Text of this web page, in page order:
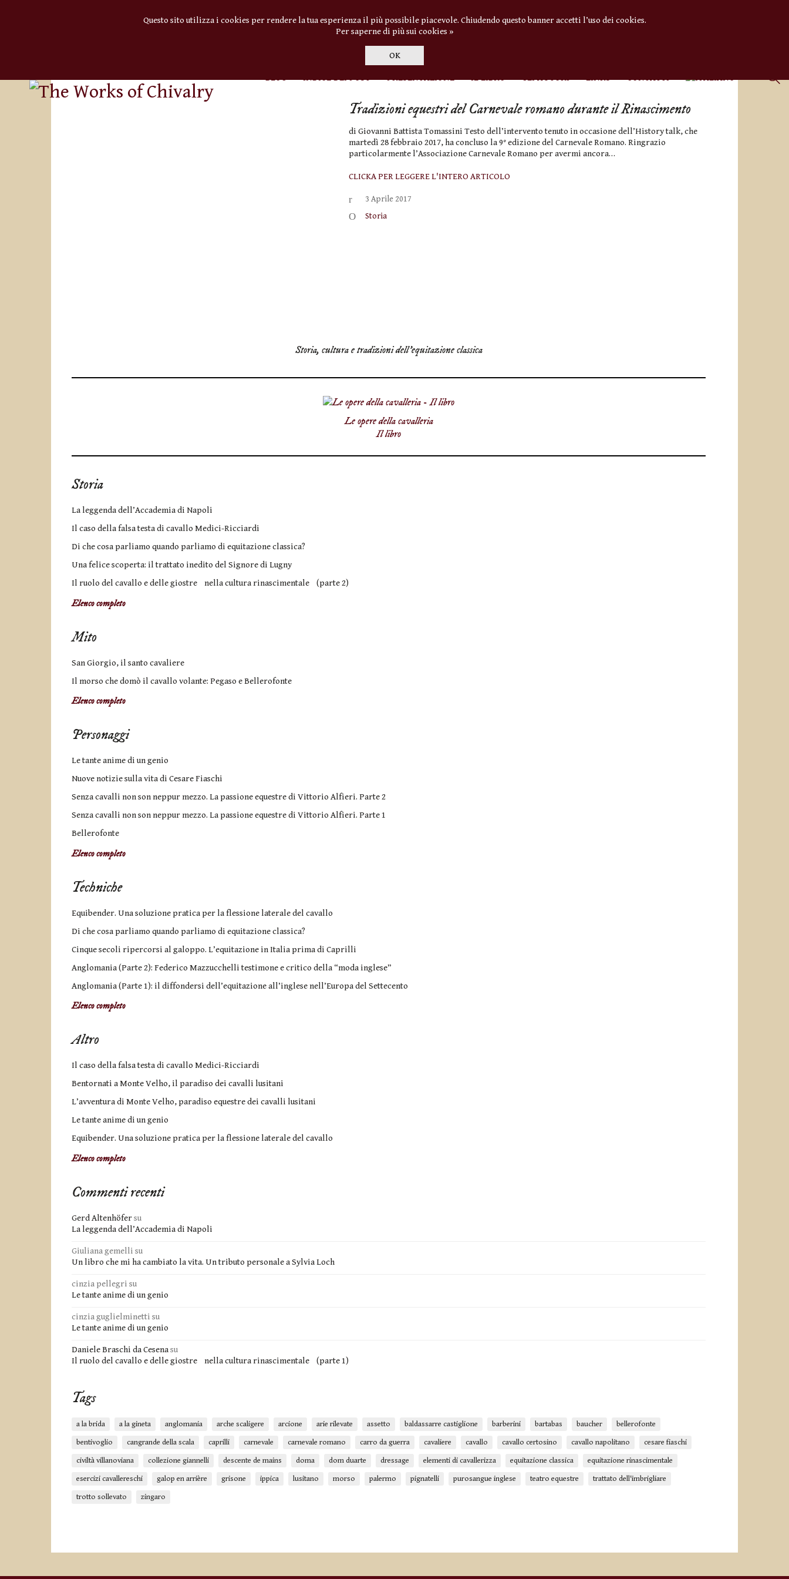
Questo sito utilizza i cookies per rendere la tua esperienza il più possibile piacevole. Chiudendo questo banner accetti l’uso dei cookies.
Per saperne di più sui cookies »
OK
BLOG INDICE DEI POST PRESENTAZIONE IL LIBRO GLI AUTORI LINKS CONTATTI
Tradizioni equestri del Carnevale romano durante il Rinascimento
di Giovanni Battista Tomassini Testo dell’intervento tenuto in occasione dell’History talk, che
martedì 28 febbraio 2017, ha concluso la 9° edizione del Carnevale Romano. Ringrazio
particolarmente l’Associazione Carnevale Romano per avermi ancora…
CLICKA PER LEGGERE L'INTERO ARTICOLO
3 Aprile 2017
Storia
Storia, cultura e tradizioni dell'equitazione classica
Le opere della cavalleria
Il libro
Storia
La leggenda dell’Accademia di Napoli
Il caso della falsa testa di cavallo Medici-Ricciardi
Di che cosa parliamo quando parliamo di equitazione classica?
Una felice scoperta: il trattato inedito del Signore di Lugny
Il ruolo del cavallo e delle giostre nella cultura rinascimentale (parte 2)
Elenco completo
Mito
San Giorgio, il santo cavaliere
Il morso che domò il cavallo volante: Pegaso e Bellerofonte
Elenco completo
Personaggi
Le tante anime di un genio
Nuove notizie sulla vita di Cesare Fiaschi
Senza cavalli non son neppur mezzo. La passione equestre di Vittorio Alfieri. Parte 2
Senza cavalli non son neppur mezzo. La passione equestre di Vittorio Alfieri. Parte 1
Bellerofonte
Elenco completo
Techniche
Equibender. Una soluzione pratica per la flessione laterale del cavallo
Di che cosa parliamo quando parliamo di equitazione classica?
Cinque secoli ripercorsi al galoppo. L’equitazione in Italia prima di Caprilli
Anglomania (Parte 2): Federico Mazzucchelli testimone e critico della “moda inglese”
Anglomania (Parte 1): il diffondersi dell’equitazione all’inglese nell’Europa del Settecento
Elenco completo
Altro
Il caso della falsa testa di cavallo Medici-Ricciardi
Bentornati a Monte Velho, il paradiso dei cavalli lusitani
L’avventura di Monte Velho, paradiso equestre dei cavalli lusitani
Le tante anime di un genio
Equibender. Una soluzione pratica per la flessione laterale del cavallo
Elenco completo
Commenti recenti
Gerd Altenhöfersu
La leggenda dell’Accademia di Napoli
Giuliana gemelli su
Un libro che mi ha cambiato la vita. Un tributo personale a Sylvia Loch
cinzia pellegri su
Le tante anime di un genio
cinzia guglielminetti su
Le tante anime di un genio
Daniele Braschi da Cesenasu
Il ruolo del cavallo e delle giostre nella cultura rinascimentale (parte 1)
Tags
a la brida a la gineta anglomania arche scaligere arcione arie rilevate assetto baldassarre castiglione barberini bartabas baucher bellerofonte
bentivoglio cangrande della scala caprilli carnevale carnevale romano carro da guerra cavaliere cavallo cavallo certosino cavallo napolitano cesare fiaschi
civiltà villanoviana collezione giannelli descente de mains doma dom duarte dressage elementi di cavallerizza equitazione classica equitazione rinascimentale
esercizi cavallereschi galop en arrière grisone ippica lusitano morso palermo pignatelli purosangue inglese teatro equestre trattato dell'imbrigliare
trotto sollevato zingaro